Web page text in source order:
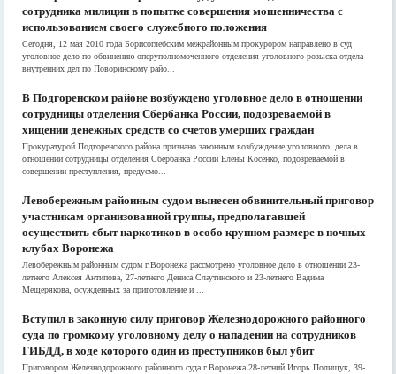
сотрудника милиции в попытке совершения мошенничества с
использованием своего служебного положения
Сегодня, 12 мая 2010 года Борисоглебским межрайонным прокурором направлено в суд
уголовное дело по обвинению оперуполномоченного отделения уголовного розыска отдела
внутренних дел по Поворинскому райо...
В Подгоренском районе возбуждено уголовное дело в отношении
сотрудницы отделения Сбербанка России, подозреваемой в
хищении денежных средств со счетов умерших граждан
Прокуратурой Подгоренского района признано законным возбуждение уголовного дела в
отношении сотрудницы отделения Сбербанка России Елены Косенко, подозреваемой в
совершении преступления, предусмо...
Левобережным районным судом вынесен обвинительный приговор
участникам организованной группы, предполагавшей
осуществить сбыт наркотиков в особо крупном размере в ночных
клубах Воронежа
Левобережным районным судом г.Воронежа рассмотрено уголовное дело в отношении 23-
летнего Алексея Антипова, 27-летнего Дениса Слаутинского и 23-летнего Вадима
Мещерякова, осужденных за приготовление и ...
Вступил в законную силу приговор Железнодорожного районного
суда по громкому уголовному делу о нападении на сотрудников
ГИБДД, в ходе которого один из преступников был убит
Приговором Железнодорожного районного суда г.Воронежа 28-летний Игорь Полищук, 39-